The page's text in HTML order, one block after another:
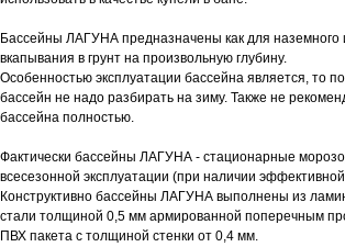
Бассейны ЛАГУНА предназначены как для наземного
вкапывания в грунт на произвольную глубину.
Особенностью эксплуатации бассейна является, то
бассейн не надо разбирать на зиму. Также не
бассейна полностью.
Фактически бассейны ЛАГУНА - стационарные
всесезонной эксплуатации (при наличии
Конструктивно бассейны ЛАГУНА выполнены из
стали толщиной 0,5 мм армированной поперечным
ПВХ пакета с толщиной стенки от 0,4 мм.